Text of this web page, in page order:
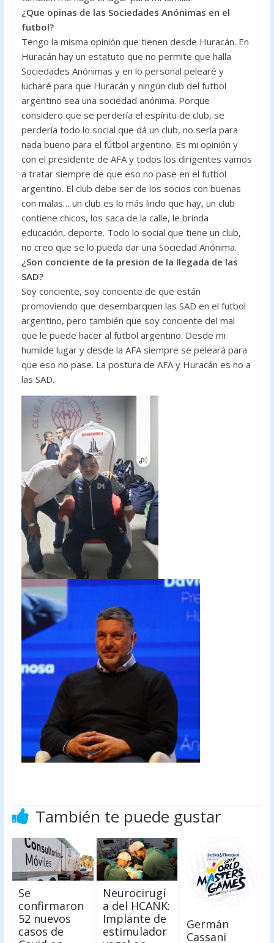
¿Que opinas de las Sociedades Anónimas en el
futbol?
Tengo la misma opinión que tienen desde Huracán. En
Huracán hay un estatuto que no permite que halla
Sociedades Anónimas y en lo personal pelearé y
lucharé para que Huracán y ningún club del futbol
argentino sea una sociedad anónima. Porque
considero que se perdería el espíritu de club, se
perdería todo lo social que dá un club, no sería para
nada bueno para el fútbol argentino. Es mi opinión y
con el presidente de AFA y todos los dirigentes vamos
a tratar siempre de que eso no pase en el futbol
argentino. El club debe ser de los socios con buenas
con malas… un club es lo más lindo que hay, un club
contiene chicos, los saca de la calle, le brinda
educación, deporte. Todo lo social que tiene un club,
no creo que se lo pueda dar una Sociedad Anónima.
¿Son conciente de la presion de la llegada de las
SAD?
Soy conciente, soy conciente de que están
promoviendo que desembarquen las SAD en el futbol
argentino, pero también que soy conciente del mal
que le puede hacer al futbol argentino. Desde mi
humilde lugar y desde la AFA siempre se peleará para
que eso no pase. La postura de AFA y Huracán es no a
las SAD.
También te puede gustar
Se
confirmaron
52 nuevos
casos de
Neurocirugí
a del HCANK:
Implante de
estimulador
Germán
Cassani